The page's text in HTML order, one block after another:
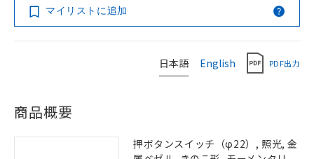
マイリストに追加
日本語 English PDF出力
商品概要
押ボタンスイッチ（φ22）, 照光, 金